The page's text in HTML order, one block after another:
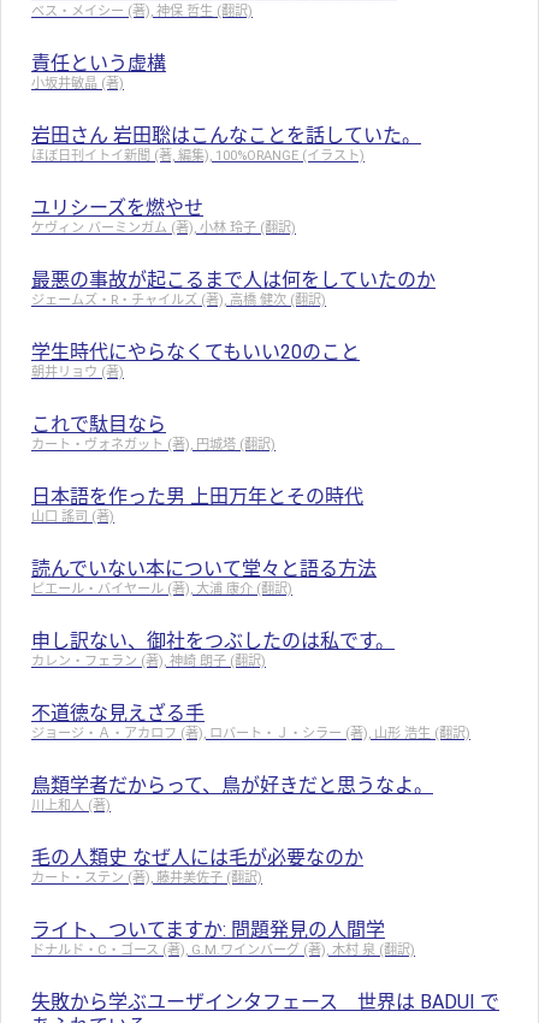
ベス・メイシー (著), 神保 哲生 (翻訳)
責任という虚構
小坂井敏晶 (著)
岩田さん 岩田聡はこんなことを話していた。
ほぼ日刊イトイ新聞 (著, 編集), 100%ORANGE (イラスト)
ユリシーズを燃やせ
ケヴィン バーミンガム (著), 小林 玲子 (翻訳)
最悪の事故が起こるまで人は何をしていたのか
ジェームズ・R・チャイルズ (著), 高橋 健次 (翻訳)
学生時代にやらなくてもいい20のこと
朝井リョウ (著)
これで駄目なら
カート・ヴォネガット (著), 円城塔 (翻訳)
日本語を作った男 上田万年とその時代
山口 謠司 (著)
読んでいない本について堂々と語る方法
ピエール・バイヤール (著), 大浦 康介 (翻訳)
申し訳ない、御社をつぶしたのは私です。
カレン・フェラン (著), 神崎 朗子 (翻訳)
不道徳な見えざる手
ジョージ・Ａ・アカロフ (著), ロバート・Ｊ・シラー (著), 山形 浩生 (翻訳)
鳥類学者だからって、鳥が好きだと思うなよ。
川上和人 (著)
毛の人類史 なぜ人には毛が必要なのか
カート・ステン (著), 藤井美佐子 (翻訳)
ライト、ついてますか: 問題発見の人間学
ドナルド・C・ゴース (著), G.M.ワインバーグ (著), 木村 泉 (翻訳)
失敗から学ぶユーザインタフェース 世界は BADUI で